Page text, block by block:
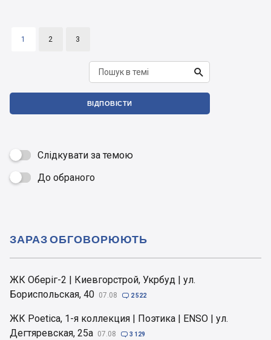
1 2 3

ВІДПОВІСТИ
Слідкувати за темою
 До обраного
ЖК Оберіг-2 | Киевгорстрой, Укрбуд | ул.
Бориспольская, 40 07.08  2 522
ЖК Poetica, 1-я коллекция | Поэтика | ENSO | ул.
Дегтяревская, 25а 07.08  3 129
ЗАРАЗ ОБГОВОРЮЮТЬ